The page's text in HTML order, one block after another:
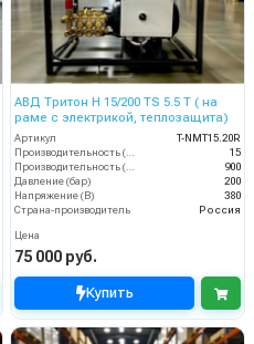
АВД Тритон H 15/200 TS 5.5 T ( на
раме с электрикой, теплозащита)
Артикул
T-NMT15.20R
Производительность (л/мин)
15
Производительность (л/ч)
900
Давление (бар)
200
Напряжение (В)
380
Страна-производитель
Россия
Цена
75 000 руб.
Купить